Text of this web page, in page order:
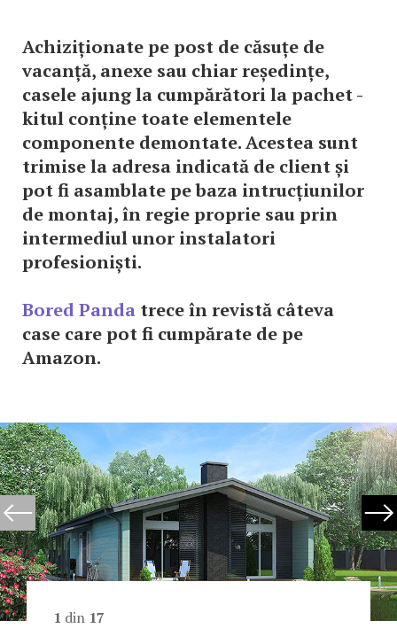
Achiziționate pe post de căsuțe de
vacanță, anexe sau chiar reședințe,
casele ajung la cumpărători la pachet -
kitul conține toate elementele
componente demontate. Acestea sunt
trimise la adresa indicată de client și
pot fi asamblate pe baza intrucțiunilor
de montaj, în regie proprie sau prin
intermediul unor instalatori
profesioniști.
Bored Panda trece în revistă câteva
case care pot fi cumpărate de pe
Amazon.
1 din 17